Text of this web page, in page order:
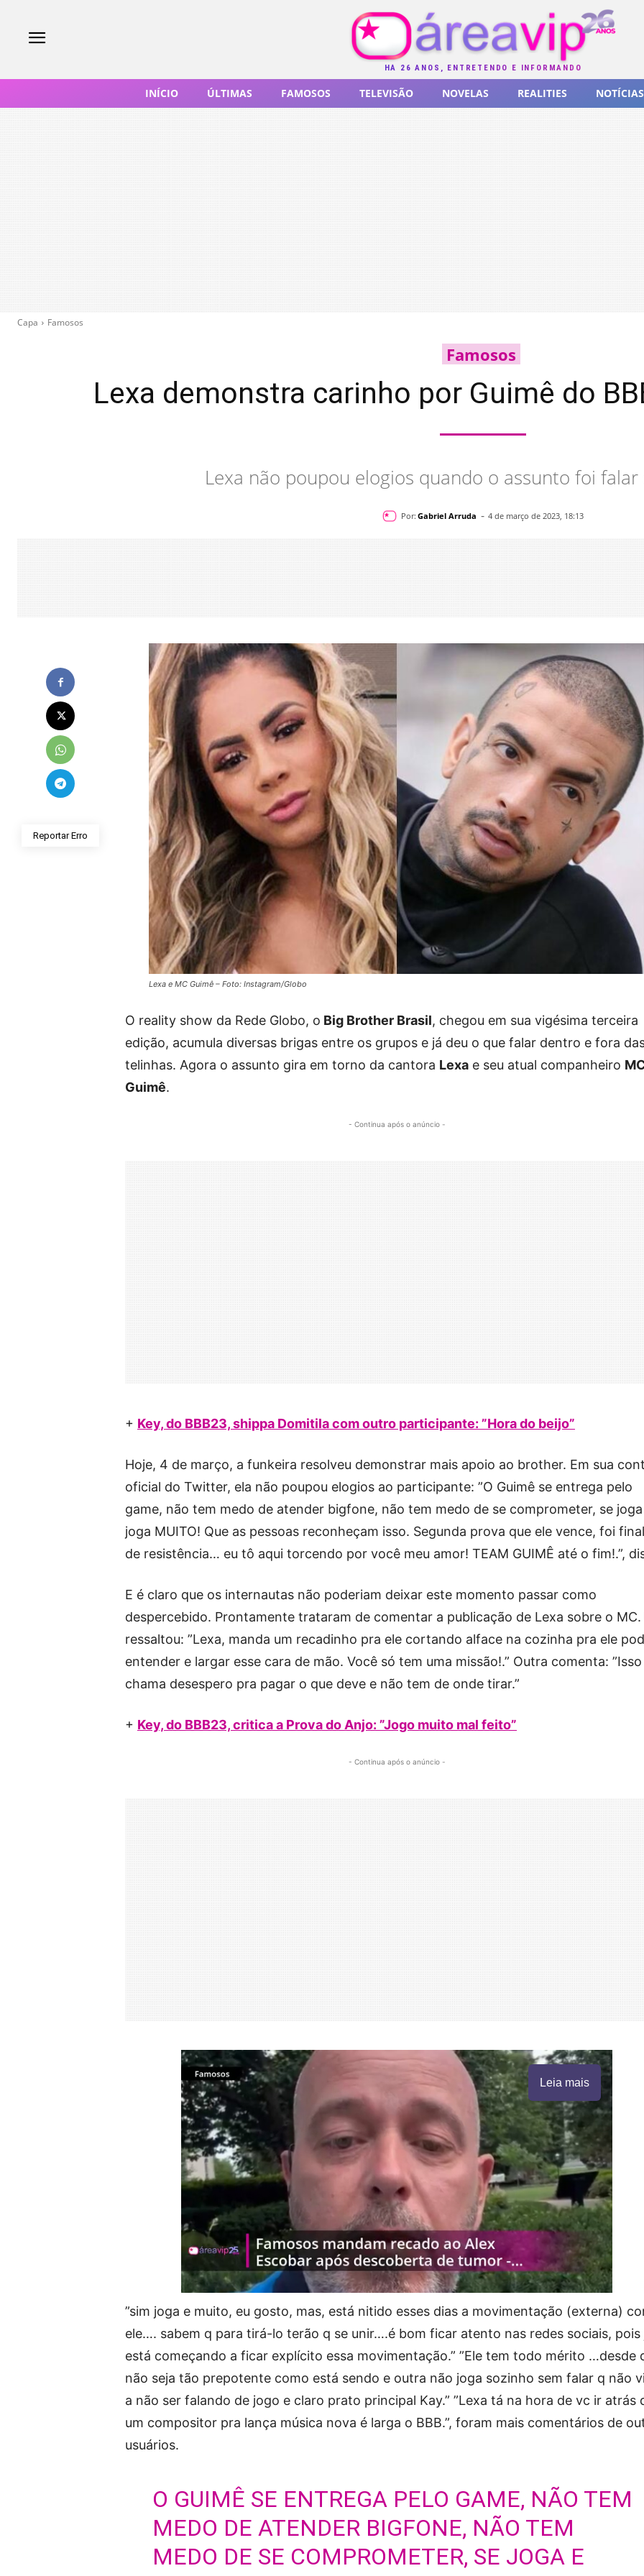
HÁ 26 ANOS, ENTRETENDO E INFORMANDO
INÍCIO ÚLTIMAS FAMOSOS TELEVISÃO NOVELAS REALITIES NOTÍCIAS
Capa Famosos
Famosos
Lexa demonstra carinho por Guimê do
Lexa não poupou elogios quando o assunto foi falar
Por: Gabriel Arruda - 4 de março de 2023, 18:13
Reportar Erro
Lexa e MC Guimê – Foto: Instagram/Globo
O reality show da Rede Globo, o Big Brother Brasil, chegou em sua vigésima terceira
edição, acumula diversas brigas entre os grupos e já deu o que falar dentro e fora
telinhas. Agora o assunto gira em torno da cantora Lexa e seu atual companheiro
Guimê.
- Continua após o anúncio -
+ Key, do BBB23, shippa Domitila com outro participante: ”Hora do beijo”
Hoje, 4 de março, a funkeira resolveu demonstrar mais apoio ao brother. Em sua
oficial do Twitter, ela não poupou elogios ao participante: ”O Guimê se entrega pelo
game, não tem medo de atender bigfone, não tem medo de se comprometer, se
joga MUITO! Que as pessoas reconheçam isso. Segunda prova que ele vence, foi
de resistência… eu tô aqui torcendo por você meu amor! TEAM GUIMÊ até o fim!.”,
E é claro que os internautas não poderiam deixar este momento passar como
despercebido. Prontamente trataram de comentar a publicação de Lexa sobre o MC.
ressaltou: ”Lexa, manda um recadinho pra ele cortando alface na cozinha pra ele
entender e largar esse cara de mão. Você só tem uma missão!.” Outra comenta:
chama desespero pra pagar o que deve e não tem de onde tirar.”
+ Key, do BBB23, critica a Prova do Anjo: ”Jogo muito mal feito”
- Continua após o anúncio -
Leia mais
”sim joga e muito, eu gosto, mas, está nitido esses dias a movimentação (externa)
ele…. sabem q para tirá-lo terão q se unir….é bom ficar atento nas redes sociais, pois
está começando a ficar explícito essa movimentação.” ”Ele tem todo mérito …desde
não seja tão prepotente como está sendo e outra não joga sozinho sem falar q não
a não ser falando de jogo e claro prato principal Kay.” ”Lexa tá na hora de vc ir atrás
um compositor pra lança música nova é larga o BBB.”, foram mais comentários de
usuários.
O GUIMÊ SE ENTREGA PELO GAME, NÃO TEM
MEDO DE ATENDER BIGFONE, NÃO TEM
MEDO DE SE COMPROMETER, SE JOGA E